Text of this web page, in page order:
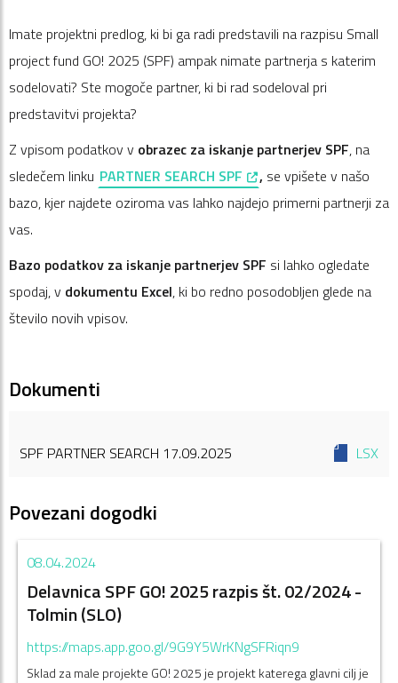
Imate projektni predlog, ki bi ga radi predstavili na razpisu Small
project fund GO! 2025 (SPF) ampak nimate partnerja s katerim
sodelovati? Ste mogoče partner, ki bi rad sodeloval pri
predstavitvi projekta?
Z vpisom podatkov v obrazec za iskanje partnerjev SPF, na
sledečem linku PARTNER SEARCH SPF , opens in a new window
, se vpišete v našo
bazo, kjer najdete oziroma vas lahko najdejo primerni partnerji za
vas.
Bazo podatkov za iskanje partnerjev SPF si lahko ogledate
spodaj, v dokumentu Excel, ki bo redno posodobljen glede na
število novih vpisov.
Dokumenti
SPF PARTNER SEARCH 17.09.2025 LSX
Povezani dogodki
08.04.2024
Delavnica SPF GO! 2025 razpis št. 02/2024 -
Tolmin (SLO)
https://maps.app.goo.gl/9G9Y5WrKNgSFRiqn9
Sklad za male projekte GO! 2025 je projekt katerega glavni cilj je